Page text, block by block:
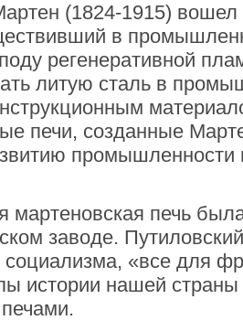
(1824-1915) вошел
в
регенеративной
литую сталь в
печи, созданные
мартеновская печь
заводе.
социализма, «все для
истории нашей страны